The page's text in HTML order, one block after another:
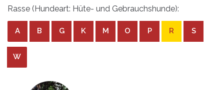
Rasse (Hundeart: Hüte- und Gebrauchshunde):
A B G K M O P R S
W